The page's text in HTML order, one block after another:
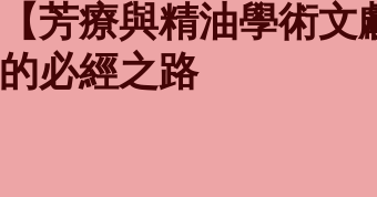
【芳療與精油學術
的必經之路